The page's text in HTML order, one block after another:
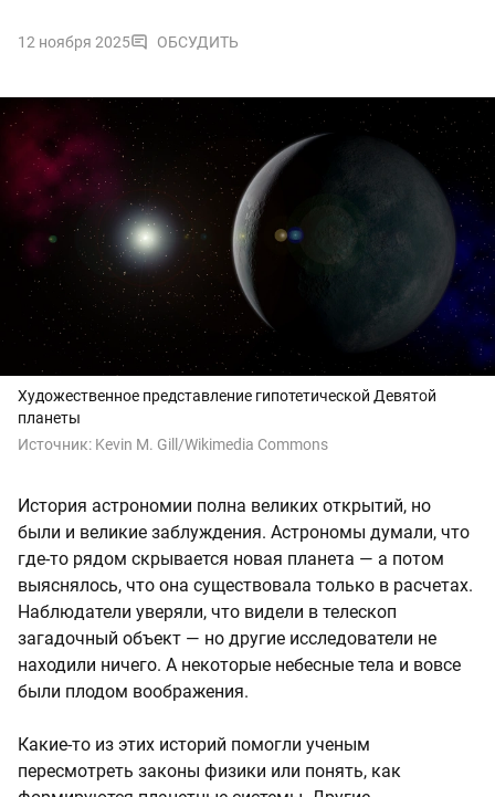
12 ноября 2025 ОБСУДИТЬ
Художественное представление гипотетической Девятой
планеты
Источник: Kevin M. Gill/Wikimedia Commons
История астрономии полна великих открытий, но
были и великие заблуждения. Астрономы думали, что
где-то рядом скрывается новая планета — а потом
выяснялось, что она существовала только в расчетах.
Наблюдатели уверяли, что видели в телескоп
загадочный объект — но другие исследователи не
находили ничего. А некоторые небесные тела и вовсе
были плодом воображения.
Какие-то из этих историй помогли ученым
пересмотреть законы физики или понять, как